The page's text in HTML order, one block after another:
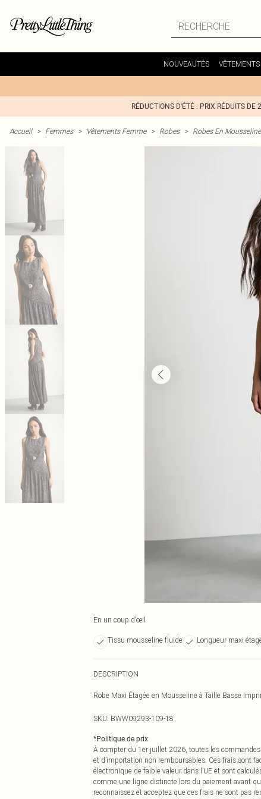
NOUVEAUTÉS VÊTEMENTS
RÉDUCTIONS D'ÉTÉ : PRIX RÉDUITS DE
Accueil > Femmes > Vêtements Femme > Robes > Robes En Mousseline
En un coup d’œil
Tissu mousseline fluide Longueur maxi
DESCRIPTION
Robe Maxi Étagée en Mousseline à Taille Basse
SKU: BWW09293-109-18
*Politique de prix
À compter du 1er juillet 2026, toutes les commandes
et d’importation non remboursables. Ces frais sont
électronique de faible valeur dans l’UE et sont
comme une ligne distincte lors du paiement avant
reconnaissez et acceptez que ces frais ne sont pas